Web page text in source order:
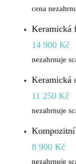
cena
Keramická
14 900 Kč
nezahrnuje
Keramická
11 250 Kč
nezahrnuje
8 900 Kč
nezahrnuje